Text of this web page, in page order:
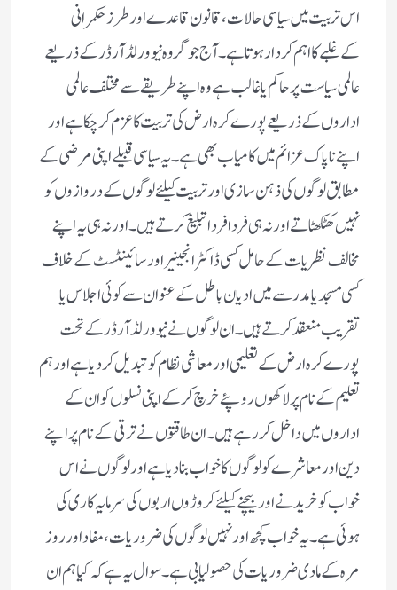
اس تربیت میں سیاسی حالات ،قانون قاعدے اور طرز حکمرانی
کےغلبے کا اہم کردار ہوتا ہے ۔آج جو گروہ نیو ورلڈ آرڈر کے ذریعے
عالمی سیاست پر حاکم یا غالب ہے وہ اپنے طریقے سے مختلف عالمی
اداروں کے ذریعے پورے کرہ ارض کی تربیت کا عزم کر چکا ہے اور
اپنے ناپاک عزائم میں کامیاب بھی ہے ۔یہ سیاسی قبیلے اپنی مرضی کے
مطابق لوگوں کی ذہن سازی اور تربیت کیلئے لوگوں کے دروازوں کو
نہیں کھٹکھٹاتے اور نہ ہی فردا فردا تبلیغ کرتے ہیں ۔ اور نہ ہی یہ اپنے
مخالف نظریات کے حامل کسی ڈاکٹر انجینیر اور سائینٹسٹ کے خلاف
کسی مسجد یا مدرسے میں ادیان باطل کے عنوان سے کوئی اجلاس یا
تقریب منعقد کرتے ہیں ۔ان لوگوں نے نیو ورلڈ آرڈر کے تحت
پورے کرہ ارض کے تعلیمی اور معاشی نظام کو تبدیل کر دیا ہے اور ہم
تعلیم کے نام پر لاکھوں روپئے خرچ کر کے اپنی نسلوں کو ان کے
اداروں میں داخل کر رہے ہیں ۔ان طاقتوں نے ترقی کے نام پر اپنے
دین اور معاشرے کو لوگوں کا خواب بنا دیا ہے اور لوگوں نے اس
خواب کو خریدنے اور بیچنے کیلئے کروڑوں اربوں کی سرمایہ کاری کی
ہوئی ہے ۔یہ خواب کچھ اور نہیں لوگوں کی ضروریات ،مفاد اور روز
مرہ کے مادی ضروریات کی حصولیابی ہے ۔سوال یہ ہے کہ کیا ہم ان